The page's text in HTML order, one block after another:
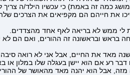
כמה זה באמת) כי עכשיו הילד/ה צריך
את חייהם הם מקפיאים את הצרכים שלהם
לי ממש לא בריאה לאף אחד מהצדדים.
בראש ובראשונה זה ההורים, ואם הם לא
מאד את החיים, אבל אני לא רואה
דבר רע אם הוא יישן בעגלה שלו במלון או
מזה, אבל הוא יהנה מאד מהאושר של